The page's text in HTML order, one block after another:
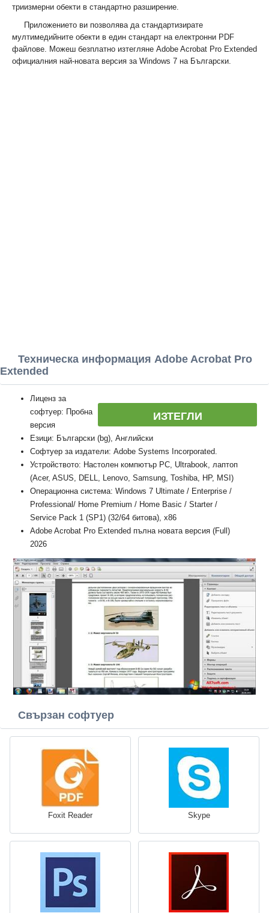
триизмерни обекти в стандартно разширение.
Приложението ви позволява да стандартизирате
мултимедийните обекти в един стандарт на електронни PDF
файлове. Можеш безплатно изтегляне Adobe Acrobat Pro Extended
официалния най-новата версия за Windows 7 на Български.
Техническа информация Adobe Acrobat Pro
Extended
ИЗТЕГЛИ
Лиценз за
софтуер: Пробна
версия
Езици: Български (bg), Английски
Софтуер за издатели: Adobe Systems Incorporated.
Устройството: Настолен компютър PC, Ultrabook, лаптоп
(Acer, ASUS, DELL, Lenovo, Samsung, Toshiba, HP, MSI)
Операционна система: Windows 7 Ultimate / Enterprise /
Professional/ Home Premium / Home Basic / Starter /
Service Pack 1 (SP1) (32/64 битова), x86
Adobe Acrobat Pro Extended пълна новата версия (Full)
2026
Свързан софтуер
Foxit Reader Skype